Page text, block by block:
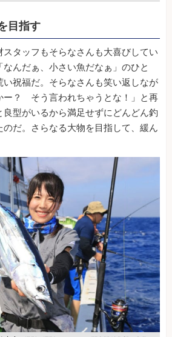
目指す
タッフもそらなさんも大喜びしてい
んだぁ、小さい魚だなぁ」のひと
祝福だ。そらなさんも笑い返しなが
ー？ そう言われちゃうとな！」と再
型がいるから満足せずにどんどん釣
のだ。さらなる大物を目指して、緩ん